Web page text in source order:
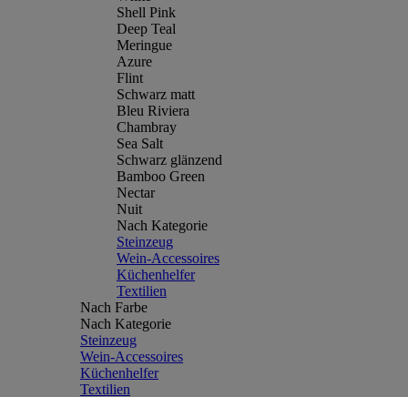
Shell Pink
Deep Teal
Meringue
Azure
Flint
Schwarz matt
Bleu Riviera
Chambray
Sea Salt
Schwarz glänzend
Bamboo Green
Nectar
Nuit
Nach Kategorie
Steinzeug
Wein-Accessoires
Küchenhelfer
Textilien
Nach Farbe
Nach Kategorie
Steinzeug
Wein-Accessoires
Küchenhelfer
Textilien